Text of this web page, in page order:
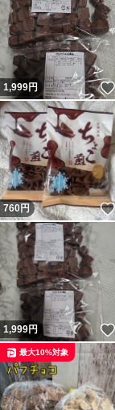
1,999円
760 円
1,999円
最大10%対象